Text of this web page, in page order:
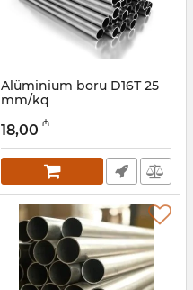
Alüminium boru D16Т 25
mm/kq
030001047
18,00 ₼